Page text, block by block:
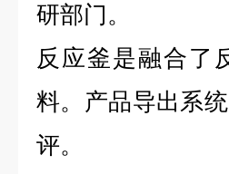
研部门。
反应釜是融合了
料。产品导出系
评。